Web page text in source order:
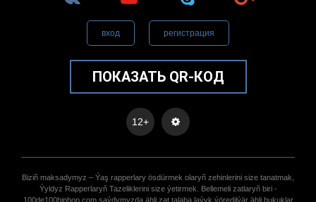
вход регистрация
ПОКАЗАТЬ QR-КОД
12+
Biziñ maksadymyz – Ýaş rapperlary ösdürmek olaryñ zehinlerini size tanatmak,
Ýyldyz Rapperlaryñ Tazeliklerini size ýetirmek. Bellemeli zatlaryñ biri -
100de100hiphop.com saýdymyzda ähli zat talaba laýyk ýöredilýär ähli hukuklar